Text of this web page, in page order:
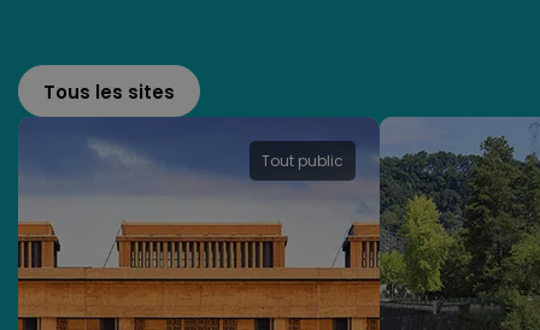
Tous les sites
Tout public